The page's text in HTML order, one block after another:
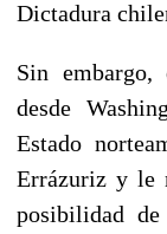
Dictadura
Sin
desde
Estado
Errázuriz y le
posibilidad